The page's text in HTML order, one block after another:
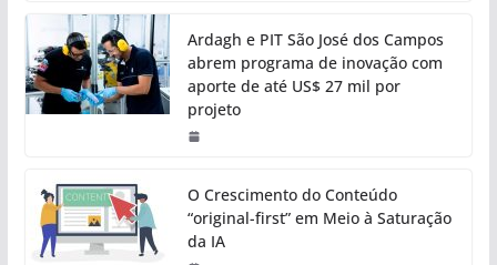
Ardagh e PIT São José dos Campos
abrem programa de inovação com
aporte de até US$ 27 mil por
projeto
O Crescimento do Conteúdo
“original-first” em Meio à Saturação
da IA